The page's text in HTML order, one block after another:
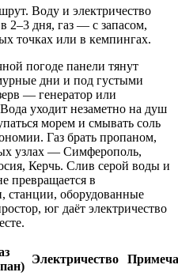
Воду и электричество
2–3 дня, газ — с запасом,
точках или в кемпингах.
погоде панели тянут
дни и под густыми
— генератор или
уходит незаметно на душ
морем и смывать соль
Газ брать пропаном,
узлах — Симферополь,
Керчь. Слив серой воды и
превращается в
станции, оборудованные
юг даёт электричество
Электричество